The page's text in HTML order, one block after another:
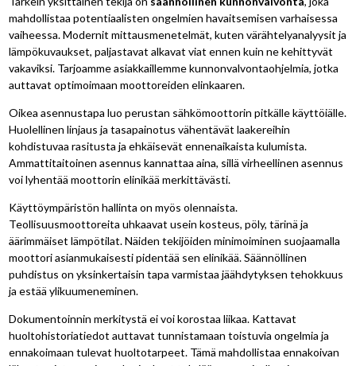
mahdollistaa potentiaalisten ongelmien havaitsemisen varhaisessa
vaiheessa. Modernit mittausmenetelmät, kuten värähtelyanalyysit ja
lämpökuvaukset, paljastavat alkavat viat ennen kuin ne kehittyvät
vakaviksi. Tarjoamme asiakkaillemme kunnonvalvontaohjelmia, jotka
auttavat optimoimaan moottoreiden elinkaaren.
Oikea asennustapa luo perustan sähkömoottorin pitkälle käyttöiälle.
Huolellinen linjaus ja tasapainotus vähentävät laakereihin
kohdistuvaa rasitusta ja ehkäisevät ennenaikaista kulumista.
Ammattitaitoinen asennus kannattaa aina, sillä virheellinen asennus
voi lyhentää moottorin elinikää merkittävästi.
Käyttöympäristön hallinta on myös olennaista.
Teollisuusmoottoreita uhkaavat usein kosteus, pöly, tärinä ja
äärimmäiset lämpötilat. Näiden tekijöiden minimoiminen suojaamalla
moottori asianmukaisesti pidentää sen elinikää. Säännöllinen
puhdistus on yksinkertaisin tapa varmistaa jäähdytyksen tehokkuus
ja estää ylikuumeneminen.
Dokumentoinnin merkitystä ei voi korostaa liikaa. Kattavat
huoltohistoriatiedot auttavat tunnistamaan toistuvia ongelmia ja
ennakoimaan tulevat huoltotarpeet. Tämä mahdollistaa ennakoivan